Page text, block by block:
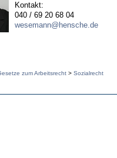
Kontakt:
040 / 69 20 68 04
wesemann@hensche.de
zum Arbeitsrecht > Sozialrecht